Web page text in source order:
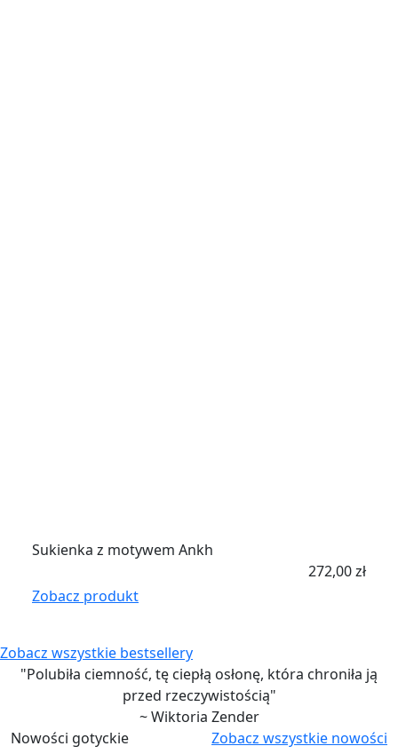
Sukienka z motywem Ankh
272,00zł
Zobacz produkt
Zobacz wszystkie bestsellery
"Polubiła ciemność, tę ciepłą osłonę, która chroniła ją
przed rzeczywistością"
~ Wiktoria Zender
Nowości gotyckie
Zobacz wszystkie nowości